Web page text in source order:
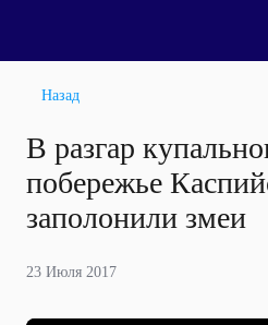
Назад
В разгар
побережье
заполонили змеи
23 Июля 2017